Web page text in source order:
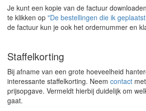
Je kunt een kopie van de factuur
te klikken op "De bestellingen die ik
de factuur kun je ook het ordernummer en
Staffelkorting
Bij afname van een grote hoeveelheid
interessante staffelkorting. Neem contact
prijsopgave. Vermeldt hierbij duidelijk om
gaat.